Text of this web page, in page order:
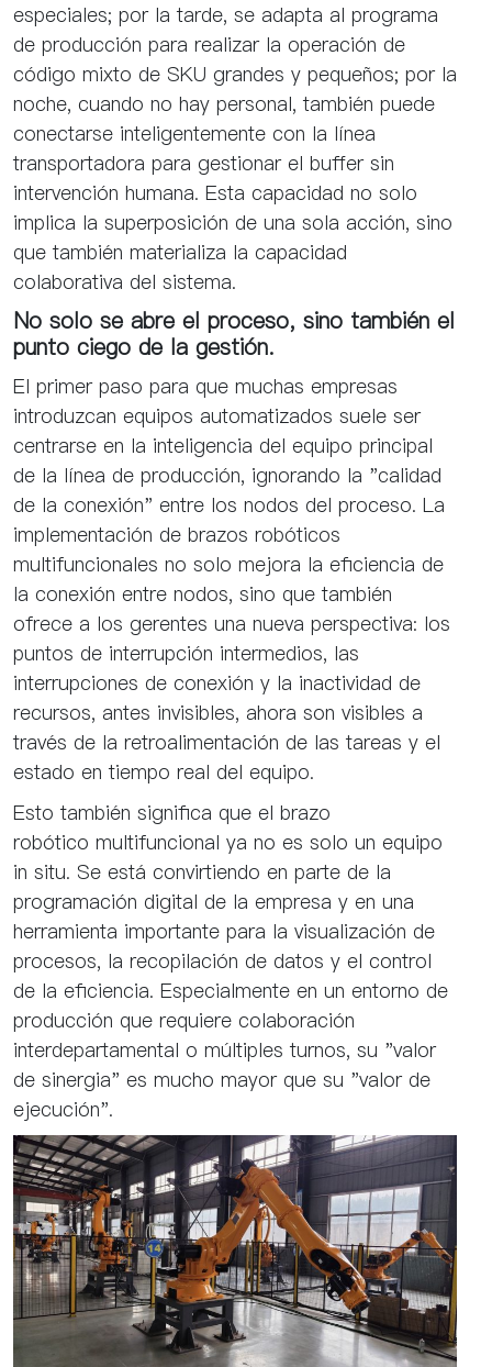
especiales; por la tarde, se adapta al programa
de producción para realizar la operación de
código mixto de SKU grandes y pequeños; por la
noche, cuando no hay personal, también puede
conectarse inteligentemente con la línea
transportadora para gestionar el buffer sin
intervención humana. Esta capacidad no solo
implica la superposición de una sola acción, sino
que también materializa la capacidad
colaborativa del sistema.
No solo se abre el proceso, sino también el
punto ciego de la gestión.
El primer paso para que muchas empresas
introduzcan equipos automatizados suele ser
centrarse en la inteligencia del equipo principal
de la línea de producción, ignorando la "calidad
de la conexión" entre los nodos del proceso. La
implementación de brazos robóticos
multifuncionales no solo mejora la eficiencia de
la conexión entre nodos, sino que también
ofrece a los gerentes una nueva perspectiva: los
puntos de interrupción intermedios, las
interrupciones de conexión y la inactividad de
recursos, antes invisibles, ahora son visibles a
través de la retroalimentación de las tareas y el
estado en tiempo real del equipo.
Esto también significa que el brazo
robótico multifuncional ya no es solo un equipo
in situ. Se está convirtiendo en parte de la
programación digital de la empresa y en una
herramienta importante para la visualización de
procesos, la recopilación de datos y el control
de la eficiencia. Especialmente en un entorno de
producción que requiere colaboración
interdepartamental o múltiples turnos, su "valor
de sinergia" es mucho mayor que su "valor de
ejecución".